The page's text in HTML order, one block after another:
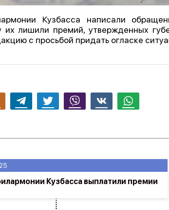
Кузбасса написали
их лишили премий, утвержденных
с просьбой придать огласке
Telegram Twitter Viber Whatsapp
Кузбасса выплатили премии